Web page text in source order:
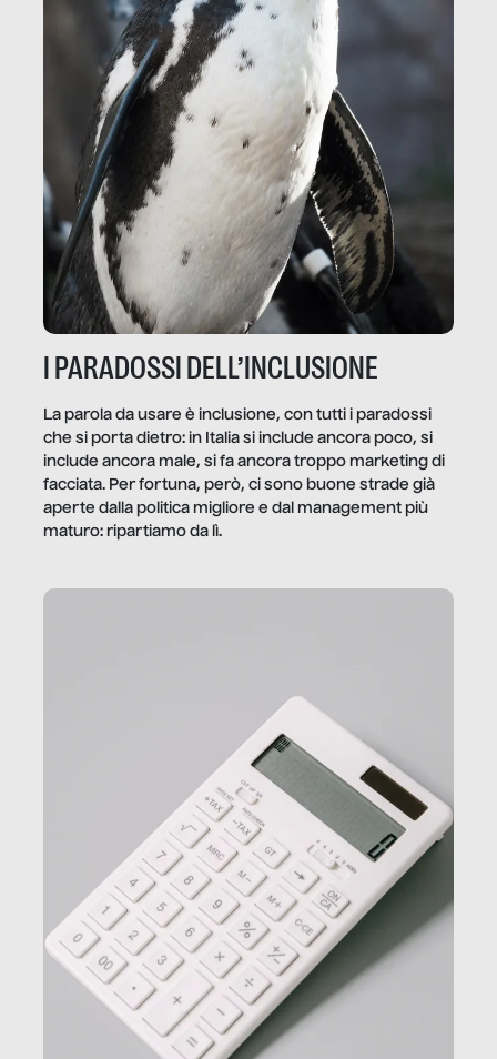
I PARADOSSI DELL’INCLUSIONE
La parola da usare è inclusione, con tutti i paradossi
che si porta dietro: in Italia si include ancora poco, si
include ancora male, si fa ancora troppo marketing di
facciata. Per fortuna, però, ci sono buone strade già
aperte dalla politica migliore e dal management più
maturo: ripartiamo da lì.